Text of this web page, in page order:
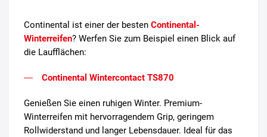
Continental ist einer der besten Continental-
Winterreifen? Werfen Sie zum Beispiel einen Blick auf
die Laufflächen:
Continental Wintercontact TS870
Genießen Sie einen ruhigen Winter. Premium-
Winterreifen mit hervorragendem Grip, geringem
Rollwiderstand und langer Lebensdauer. Ideal für das